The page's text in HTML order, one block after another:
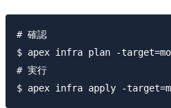
# 確認
$ apex infra plan -
# 実行